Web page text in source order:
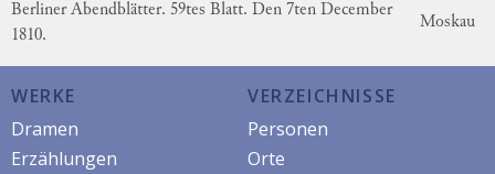
Berliner Abendblätter. 59tes Blatt. Den 7ten December
1810.
Moskau
WERKE
Dramen
Erzählungen
VERZEICHNISSE
Personen
Orte